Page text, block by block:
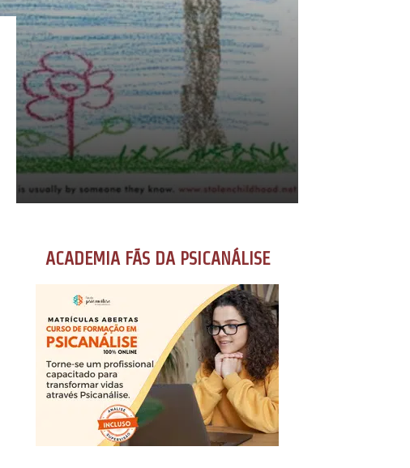
ACADEMIA FÃS DA PSICANÁLISE